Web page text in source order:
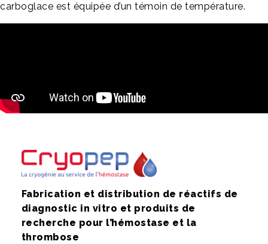
carboglace est équipée d’un témoin de température.
Fabrication et distribution de réactifs de
diagnostic in vitro et produits de
recherche pour l’hémostase et la
thrombose